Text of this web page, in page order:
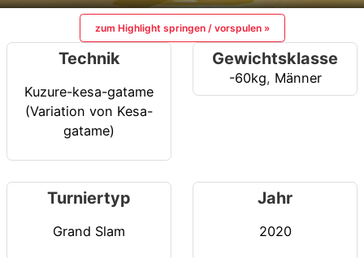
zum Highlight springen / vorspulen »
Technik
Kuzure-kesa-gatame
(Variation von Kesa-
gatame)
Gewichtsklasse
-60kg, Männer
Turniertyp
Grand Slam
Jahr
2020